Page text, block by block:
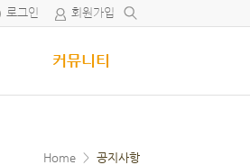
로그인 회원가입
커뮤니티
Home > 공지사항